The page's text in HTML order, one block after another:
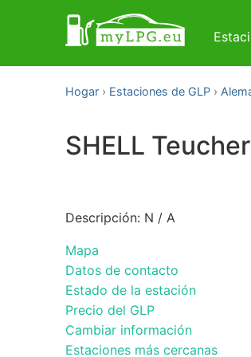
Hogar Estaciones de GLP
SHELL
Descripción: N / A
Mapa
Datos de contacto
Estado de la estación
Precio del GLP
Cambiar información
Estaciones más cercanas